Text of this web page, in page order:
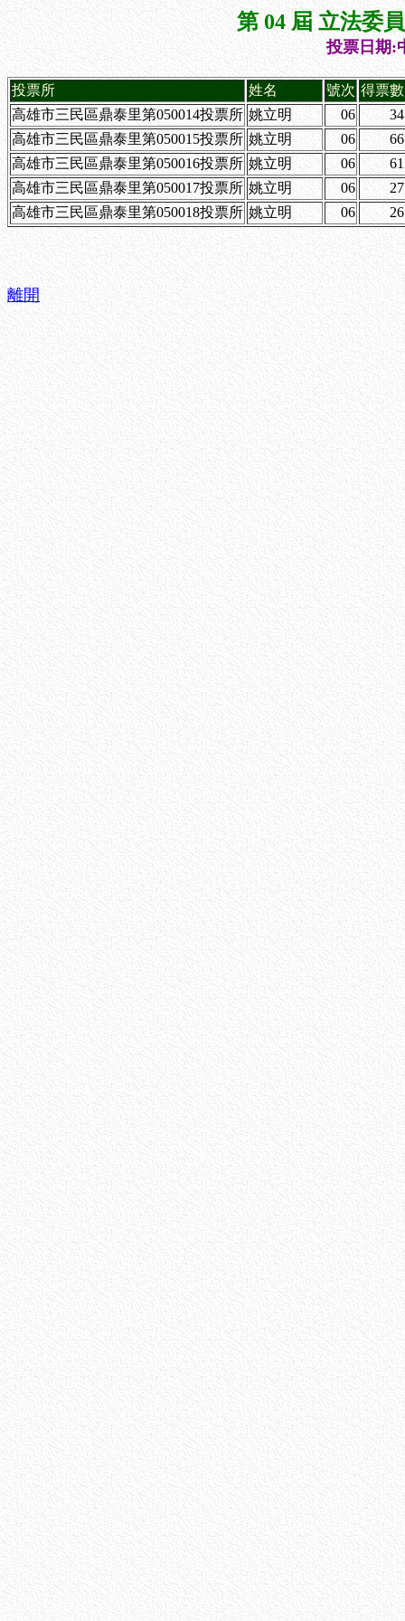
第 04 屆 立法委
投票日期:
投票所 姓名 號次 得票數
高雄市三民區鼎泰里第050014投票所 姚立明 06
34
高雄市三民區鼎泰里第050015投票所 姚立明 06
66
高雄市三民區鼎泰里第050016投票所 姚立明 06
61
高雄市三民區鼎泰里第050017投票所 姚立明 06
27
高雄市三民區鼎泰里第050018投票所 姚立明 06 26
離開